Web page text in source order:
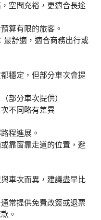
空間充裕，更適合長途
算有限的旅客。
最舒適，適合商務出行或
穩定，但部分車次會提
部分車次提供）
不同略有差異
程進展。
靠窗靠走道的位置，避
車次而異，建議盡早比
常提供免費改簽或退票
。